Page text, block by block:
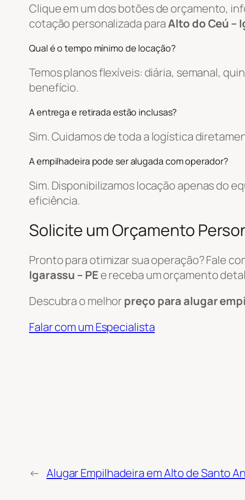
Clique em um dos botões de orçamento,
cotação personalizada paraAlto do Ceú –
Qual é o tempo mínimo de locação?
Temos planos flexíveis: diária, semanal,
benefício.
A entrega e retirada estão inclusas?
Sim. Cuidamos de toda a logística
A empilhadeira pode ser alugada com operador?
Sim. Disponibilizamos locação apenas do
eficiência.
Solicite um Orçamento
Pronto para otimizar sua operação? Fale
Igarassu – PE e receba um orçamento
Descubra o melhor preço para alugar
Falar com um Especialista
← Alugar Empilhadeira em Alto de Santo